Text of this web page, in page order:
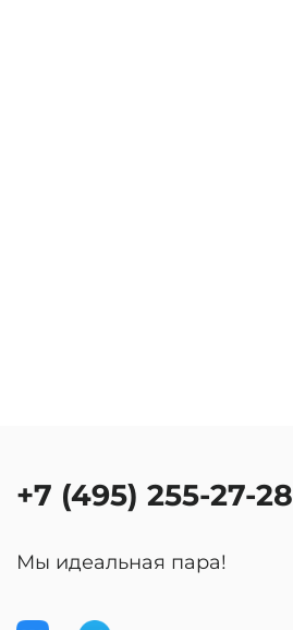
+7 (495) 255-27-28
Мы идеальная пара!